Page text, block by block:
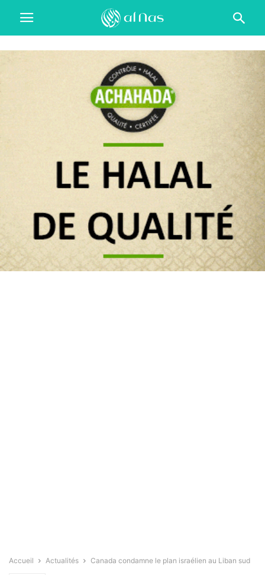
Accueil Actualités Canada condamne le plan israélien au Liban sud